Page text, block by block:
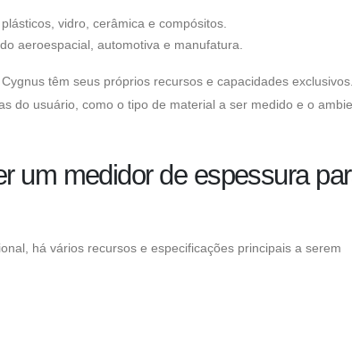
vidro, cerâmica e compósitos.
aeroespacial, automotiva e manufatura.
têm seus próprios recursos e capacidades
do usuário, como o tipo de material a ser medido e o
um medidor de espessura
há vários recursos e especificações principais a serem